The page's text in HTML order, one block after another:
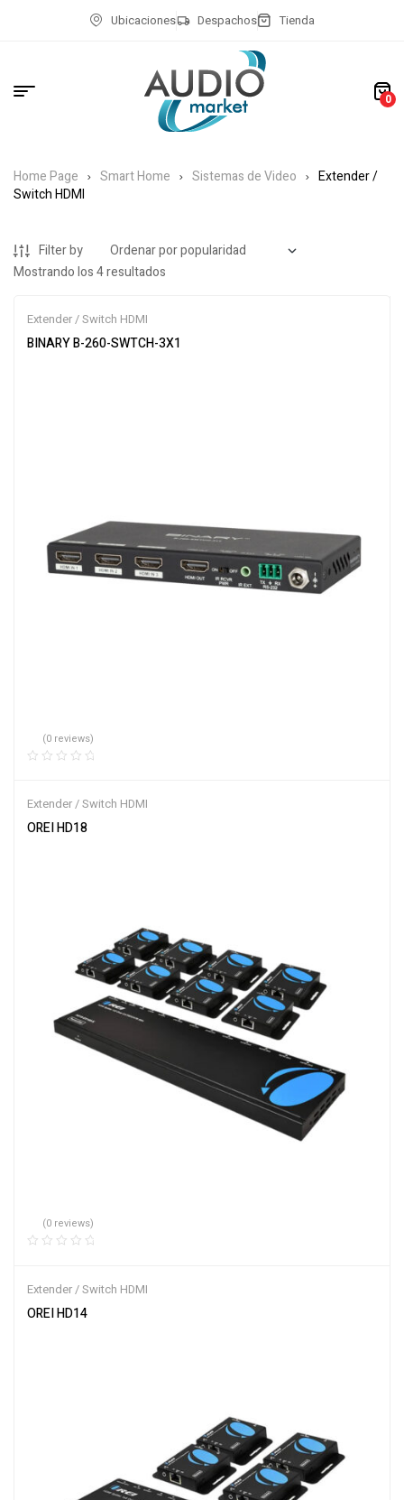
Ubicaciones Despachos Tienda
0
Home Page Smart Home Sistemas de Video
Extender /
Switch HDMI
Filter by
Mostrando los 4 resultados
Extender / Switch HDMI
BINARY B-260-SWTCH-3X1
(0 reviews)
Extender / Switch HDMI
OREI HD18
(0 reviews)
Extender / Switch HDMI
OREI HD14